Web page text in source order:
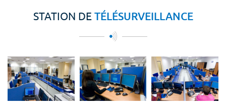
STATION DE TÉLÉSURVEILLANCE